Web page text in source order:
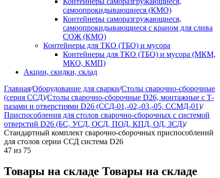
самоопрокидывающиеся (КМО)
Контейнеры саморазгружающиеся,
самоопрокидывающиеся с краном для слива
СОЖ (КМО)
Контейнеры для ТКО (ТБО) и мусора
Контейнеры для ТКО (ТБО) и мусора (МКМ,
МКО, КМП)
Акции, скидки, склад
Главная/Оборудование для сварки/Столы сварочно-сборочные
(серия ССД)/Столы сварочно-сборочные D26, монтажные с Т-
пазами и отверстиями D26 (ССД-01,-02,-03,-05, ССМД-01)/
Приспособления для столов сварочно-сборочных с системой
отверстий D26 (БС, УСД, ОСД, ПОД, КПД, ОД, ЗСД)/
Стандартный комплект сварочно-сборочных приспособлений
для столов серии ССД система D26
47 из 75
Товары на складе Товары на складе